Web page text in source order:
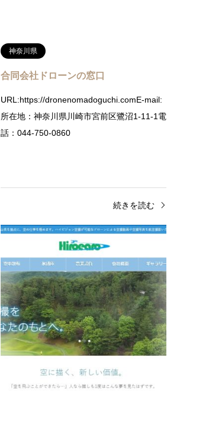
神奈川県
合同会社ドローンの窓口
URL:https://dronenomadoguchi.comE-mail:
所在地：神奈川県川崎市宮前区鷺沼1-11-1電
話：044-750-0860
続きを読む
岡山県
株式会社 中国エアーサービス
URL:http://m-pro.jp/E-mail:air@m-pro.jp所在
地：岡山県津山市小田中２２０－５
岡山県久米郡久米南町南庄２１１－３電話：
090-1689-1654
続きを読む